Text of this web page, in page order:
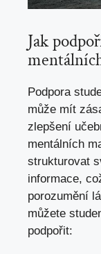
Jak
Podpora
může mít
zlepšení
mentálních
strukturovat
informace,
porozumění
můžete
podpořit: